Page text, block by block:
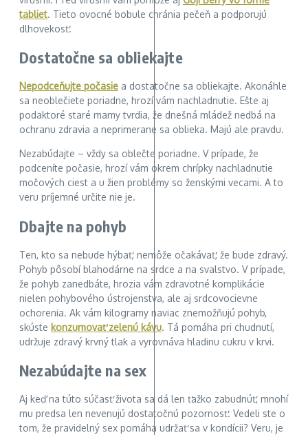
tabliet. Tieto ovocné bobule chránia pečeň a podporujú
dlhovekosť.
Dostatočne sa obliekajte
Nepodceňujte počasie a dostatočne sa obliekajte. Akonáhle
sa neoblečiete poriadne, hrozí vám nachladnutie. Ešte aj
podaktoré staré mamy tvrdia, že dnešná mládež nedbá na
ochranu zdravia a neprimerane sa oblieka. Majú ale pravdu.
Nezabúdajte – vždy sa oblečte poriadne. V prípade, že
podceníte počasie, hrozí vám okrem chrípky nachladnutie
močových ciest a u žien problémy so ženskými vecami. A to
veru príjemné určite nie je.
Dbajte na pohyb
Ten, kto sa nebude hýbať, nemôže očakávať, že bude zdravý.
Pohyb pôsobí blahodárne na srdce a na svalstvo. V prípade,
že pohyb zanedbáte, hrozia vám zdravotné komplikácie
nielen pohybového ústrojenstva, ale aj srdcovocievne
ochorenia. Ak vám kilogramy naviac znemožňujú pohyb,
skúste konzumovať zelenú kávu. Tá pomáha pri chudnutí,
udržuje zdravý krvný tlak a vyrovnáva hladinu cukru v krvi.
Nezabúdajte na sex
Aj keď na túto súčasť života sa dá len ťažko zabudnúť, mnohí
mu predsa len nevenujú dostatočnú pozornosť. Vedeli ste o
tom, že pravidelný sex pomáha udržať sa v kondícii? Veru, je